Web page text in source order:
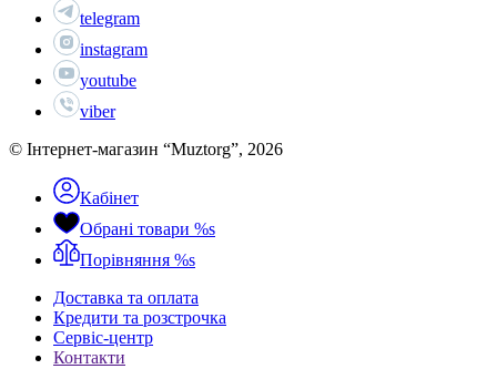
telegram
instagram
youtube
viber
© Інтернет-магазин “Muztorg”, 2026
Кабінет
Обрані товари %s
Порівняння %s
Доставка та оплата
Кредити та розстрочка
Сервіc-центр
Контакти